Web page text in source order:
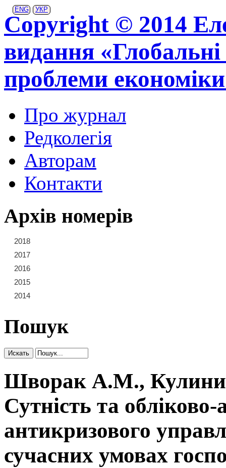
ENG УКР
Copyright © 2014
видання «Глобальні
проблеми
Про журнал
Редколегія
Авторам
Контакти
Архів номерів
2018
2017
2016
2015
2014
Пошук
Шворак А.М.,
Сутність та
антикризового
сучасних умовах